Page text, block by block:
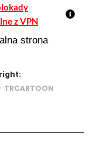
z VPN
strona
TRCARTOON